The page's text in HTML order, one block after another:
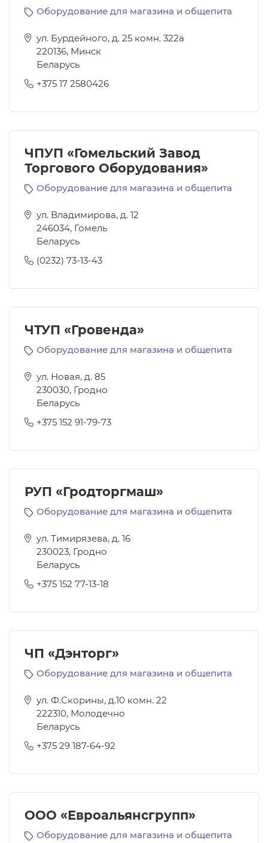
Оборудование для магазина и общепита
ул. Бурдейного, д. 25 комн. 322а
220136, Минск
Беларусь
+375 17 2580426
ЧПУП «Гомельский Завод
Торгового Оборудования»
Оборудование для магазина и общепита
ул. Владимирова, д. 12
246034, Гомель
Беларусь
(0232) 73-13-43
ЧТУП «Гровенда»
Оборудование для магазина и общепита
ул. Новая, д. 85
230030, Гродно
Беларусь
+375 152 91-79-73
РУП «Гродторгмаш»
Оборудование для магазина и общепита
ул. Тимирязева, д. 16
230023, Гродно
Беларусь
+375 152 77-13-18
ЧП «Дэнторг»
Оборудование для магазина и общепита
ул. Ф.Скорины, д.10 комн. 22
222310, Молодечно
Беларусь
+375 29 187-64-92
ООО «Евроальянсгрупп»
Оборудование для магазина и общепита